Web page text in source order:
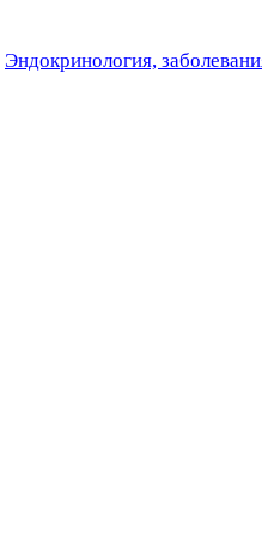
Эндокринология,